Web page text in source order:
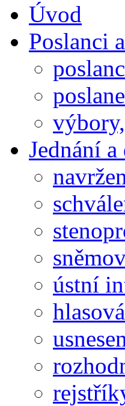
Úvod
Poslanci
Jednání
ústní